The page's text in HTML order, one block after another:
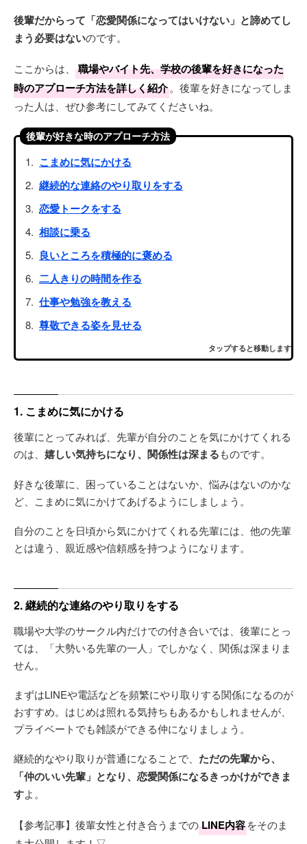
後輩だからって「恋愛関係になってはいけない」と諦めてし
まう必要はないのです。
ここからは、
職場やバイト先、学校の後輩を好きになった
時のアプローチ方法を詳しく紹介。後輩を好きになってしま
った人は、ぜひ参考にしてみてくださいね。
後輩が好きな時のアプローチ方法
こまめに気にかける
継続的な連絡のやり取りをする
恋愛トークをする
相談に乗る
良いところを積極的に褒める
二人きりの時間を作る
仕事や勉強を教える
尊敬できる姿を見せる
タップすると移動します
1. こまめに気にかける
後輩にとってみれば、先輩が自分のことを気にかけてくれる
のは、 嬉しい気持ちになり、関係性は深まるものです。
好きな後輩に、困っていることはないか、悩みはないのかな
ど、こまめに気にかけてあげるようにしましょう。
自分のことを日頃から気にかけてくれる先輩には、他の先輩
とは違う、親近感や信頼感を持つようになります。
2. 継続的な連絡のやり取りをする
職場や大学のサークル内だけでの付き合いでは、後輩にとっ
ては、「大勢いる先輩の一人」でしかなく、関係は深まりま
せん。
まずはLINEや電話などを頻繁にやり取りする関係になるのが
おすすめ。はじめは照れる気持ちもあるかもしれませんが、
プライベートでも雑談ができる仲になりましょう。
継続的なやり取りが普通になることで、 ただの先輩から、
「仲のいい先輩」となり、恋愛関係になるきっかけができま
すよ。
【参考記事】後輩女性と付き合うまでのLINE内容をそのま